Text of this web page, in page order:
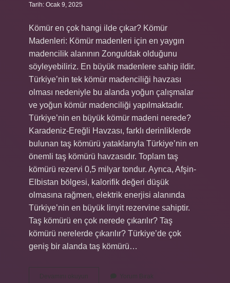
Tarih: Ocak 9, 2025
Kömür en çok hangi ilde çıkar? Kömür
Madenleri: Kömür madenleri için en yaygın
madencilik alanının Zonguldak olduğunu
söyleyebiliriz. En büyük madenlere sahip ildir.
Türkiye’nin tek kömür madenciliği havzası
olması nedeniyle bu alanda yoğun çalışmalar
ve yoğun kömür madenciliği yapılmaktadır.
Türkiye’nin en büyük kömür madeni nerede?
Karadeniz-Ereğli Havzası, farklı derinliklerde
bulunan taş kömürü yataklarıyla Türkiye’nin en
önemli taş kömürü havzasıdır. Toplam taş
kömürü rezervi 0,5 milyar tondur. Ayrıca, Afşin-
Elbistan bölgesi, kalorifik değeri düşük
olmasına rağmen, elektrik enerjisi alanında
Türkiye’nin en büyük linyit rezervine sahiptir.
Taş kömürü en çok nerede çıkarılır? Taş
kömürü nerelerde çıkarılır? Türkiye’de çok
geniş bir alanda taş kömürü…
Devamını okuyun Yorum Bırak